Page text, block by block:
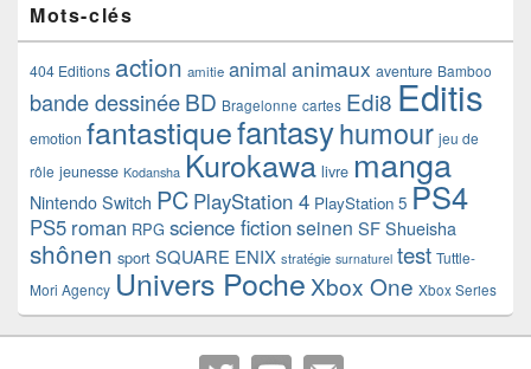
Mots-clés
404 Editions action amitie animal animaux aventure Bamboo
bande dessinéeBD Bragelonne cartes Edi8 Editis
emotion fantastiquefantasyhumour jeu de
rôle jeunesse Kodansha Kurokawa livre manga
Nintendo Switch PC PlayStation 4 PlayStation 5 PS4
PS5 roman RPG science fictionseinen SF Shueisha
shônen sport SQUARE ENIX stratégie surnaturel test Tuttle-
Mori Agency Univers PocheXbox One Xbox Series